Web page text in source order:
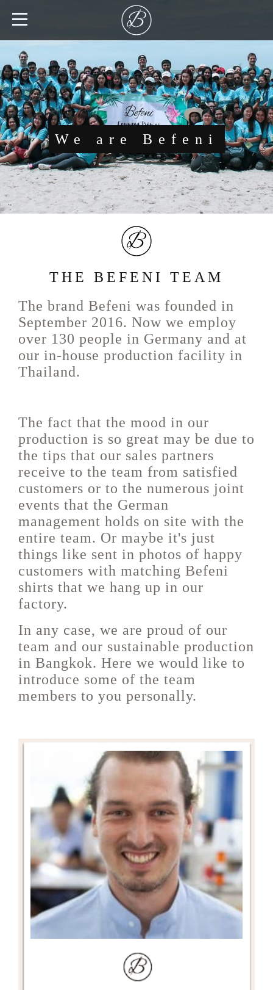
We are Befeni
THE BEFENI TEAM
The brand Befeni was founded in
September 2016. Now we employ
over 130 people in Germany and at
our in-house production facility in
Thailand.
The fact that the mood in our
production is so great may be due to
the tips that our sales partners
receive to the team from satisfied
customers or to the numerous joint
events that the German
management holds on site with the
entire team. Or maybe it's just
things like sent in photos of happy
customers with matching Befeni
shirts that we hang up in our
factory.
In any case, we are proud of our
team and our sustainable production
in Bangkok. Here we would like to
introduce some of the team
members to you personally.